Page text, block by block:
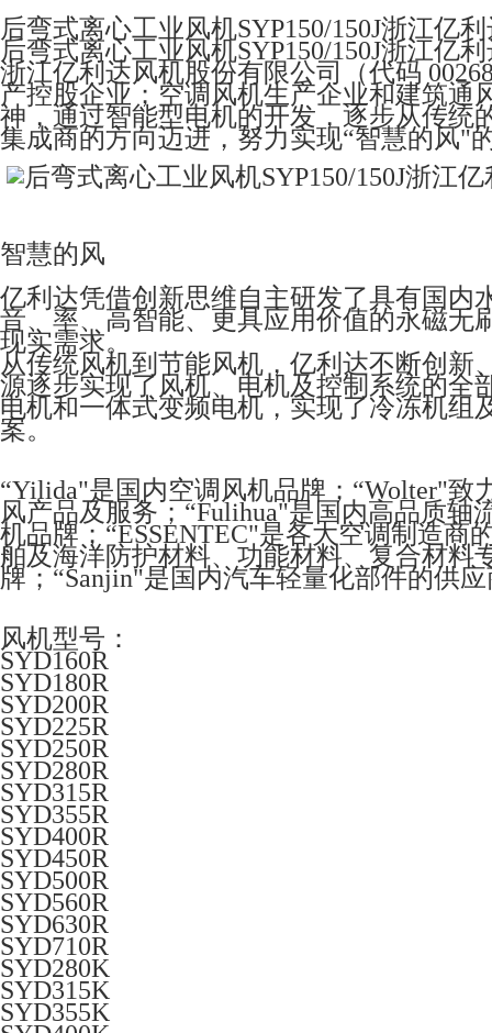
后弯式离心工业风机SYP150/150J浙江亿
后弯式离心工业风机SYP150/150J浙江亿
浙江亿利达风机股份有限公司（代码
产控股企业；空调风机生产企业和建筑通
神，通过智能型电机的开发，逐步从传统
集成商的方向迈进，努力实现“智慧的风"
智慧的风
亿利达凭借创新思维自主研发了具有国内
音、率、高智能、更具应用价值的永磁无
现实需求。
从传统风机到节能风机，亿利达不断创
源逐步实现了风机、电机及控制系统的全
电机和一体式变频电机，实现了冷冻机组
案。
“Yilida"是国内空调风机品牌；“Wolter"
风产品及服务；“Fulihua"是国内高品质
机品牌；“ESSENTEC"是各大空调制造
舶及海洋防护材料、功能材料、复合材料
牌；“Sanjin"是国内汽车轻量化部件的供
风机型号：
SYD160R
SYD180R
SYD200R
SYD225R
SYD250R
SYD280R
SYD315R
SYD355R
SYD400R
SYD450R
SYD500R
SYD560R
SYD630R
SYD710R
SYD280K
SYD315K
SYD355K